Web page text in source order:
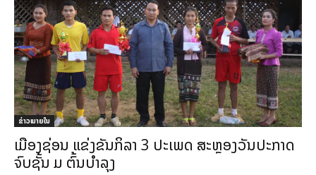
ຂ່າວພາຍ​ໃນ
ເມືອງຊ່ອນ ແຂ່ງຂັນກິລາ 3 ປະເພດ ສະຫຼອງວັນປະກາດ
ຈົບຊັ້ນ ມ ຕົ້ນບຳລຸງ